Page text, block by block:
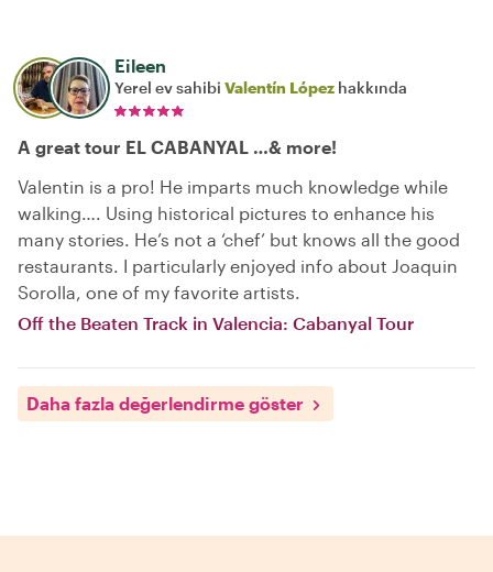
Eileen
Yerel ev sahibi Valentín López hakkında
A great tour EL CABANYAL …& more!
Valentin is a pro! He imparts much knowledge while
walking…. Using historical pictures to enhance his
many stories. He’s not a ‘chef’ but knows all the good
restaurants. I particularly enjoyed info about Joaquin
Sorolla, one of my favorite artists.
Off the Beaten Track in Valencia: Cabanyal Tour
Daha fazla değerlendirme göster